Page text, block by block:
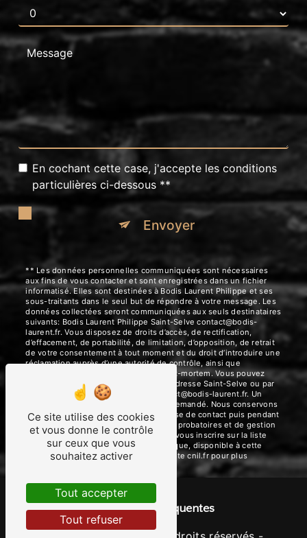
En cochant cette case, j'accepte les conditions
particulières ci-dessous **
Envoyer
** Les données personnelles communiquées sont nécessaires
aux fins de vous contacter et sont enregistrées dans un fichier
informatisé. Elles sont destinées à Bodis Laurent Philippe et ses
sous-traitants dans le seul but de répondre à votre message. Les
données collectées seront communiquées aux seuls destinataires
suivants: Bodis Laurent Philippe Saint-Selve contact@bodis-
laurent.fr. Vous disposez de droits d’accès, de rectification,
d’effacement, de portabilité, de limitation, d’opposition, de retrait
de votre consentement à tout moment et du droit d’introduire une
réclamation auprès d’une autorité de contrôle, ainsi que
d’organiser le sort de vos données post-mortem. Vous pouvez
exercer ces droits par voie postale à l'adresse Saint-Selve ou par
courrier électronique à l'adresse contact@bodis-laurent.fr. Un
justificatif d'identité pourra vous être demandé. Nous conservons
vos données pendant la période de prise de contact puis pendant
la durée de prescription légale aux fins probatoires et de gestion
des contentieux. Vous avez le droit de vous inscrire sur la liste
d'opposition au démarchage téléphonique, disponible à cette
adresse: Bloctel.gouv.fr. Consultez le site cnil.fr pour plus
Recherches fréquentes
Ce site utilise des cookies
et vous donne le contrôle
sur ceux que vous
souhaitez activer
Tout accepter
Tout refuser